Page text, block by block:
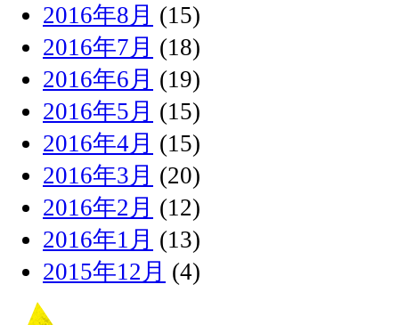
2016年8月 (15)
2016年7月 (18)
2016年6月 (19)
2016年5月 (15)
2016年4月 (15)
2016年3月 (20)
2016年2月 (12)
2016年1月 (13)
2015年12月 (4)